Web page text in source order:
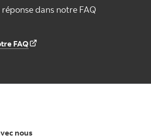
dans notre FAQ
FAQ
nous